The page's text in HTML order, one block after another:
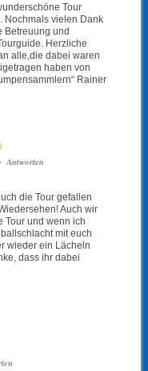
Tour
Nochmals vielen Dank
Betreuung und
Herzliche
alle,die dabei waren
haben von
Rainer
Antworten
die Tour gefallen
Auch wir
Tour und wenn ich
mit euch
wieder ein Lächeln
dass ihr dabei